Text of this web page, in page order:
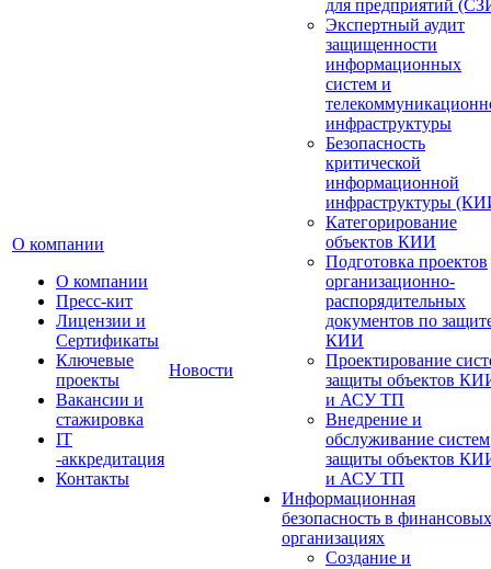
О компании
О компании
Пресс-кит
Лицензии и
Сертификаты
Ключевые
проекты
Вакансии и
стажировка
IT
-аккредитация
Контакты
Новости
для предприятий
Экспертный аудит
защищенности
информационных
систем и
инфраструктуры
Безопасность
критической
информационной
инфраструктуры
Категорирование
объектов КИИ
Подготовка проектов
организационно-
распорядительных
документов по
КИИ
Проектирование
защиты объектов
и АСУ ТП
Внедрение и
обслуживание систем
защиты объектов
и АСУ ТП
Информационная
безопасность в финансовых
организациях
Создание и